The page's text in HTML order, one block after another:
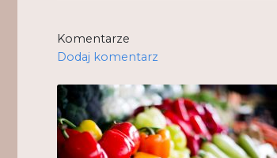
Komentarze
Dodaj komentarz